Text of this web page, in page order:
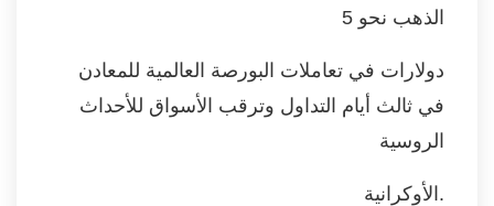
الذهب نحو 5
دولارات في تعاملات البورصة العالمية للمعادن
في ثالث أيام التداول وترقب الأسواق للأحداث
الروسية
الأوكرانية.